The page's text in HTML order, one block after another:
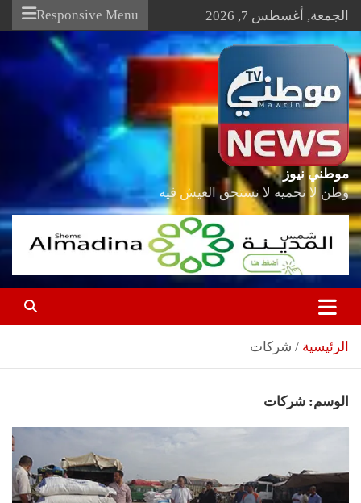
Skip
content
الجمعة, أغسطس 7, 2026 Responsive Menu
موطني نيوز
وطن لا نحميه لا نستحق العيش فيه
الرئيسية شركات
الوسم: شركات